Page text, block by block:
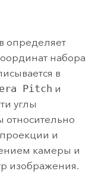
определяет
набора
в
Pitch и
углы
и
камеры и
изображения.